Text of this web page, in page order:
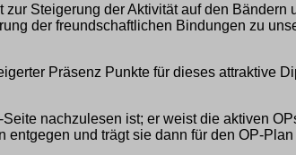
Steigerung der Aktivität auf den Bändern
der freundschaftlichen Bindungen zu
Präsenz Punkte für dieses attraktive
nachzulesen ist; er weist die aktiven
und trägt sie dann für den OP-